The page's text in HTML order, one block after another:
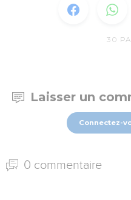
30
Laisser un
Connectez-
0 commentaire